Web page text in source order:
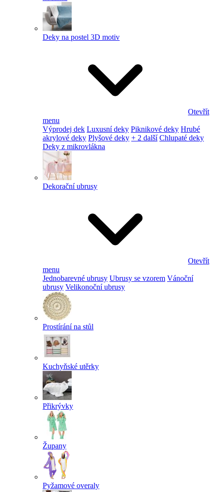
Deky na postel 3D motiv
Otevřít
menu
Výprodej dek Luxusní deky Piknikové deky Hrubé
akrylové deky Plyšové deky + 2 další Chlupaté deky
Deky z mikrovlákna
Dekorační ubrusy
Otevřít
menu
Jednobarevné ubrusy Ubrusy se vzorem Vánoční
ubrusy Velikonoční ubrusy
Prostírání na stůl
Kuchyňské utěrky
Přikrývky
Župany
Pyžamové overaly